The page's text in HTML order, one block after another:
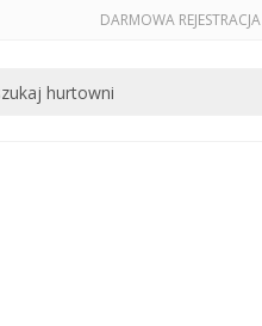
DARMOWA REJESTRACJA